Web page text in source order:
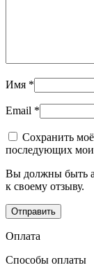
Имя *
Email *
Сохранить
последующих
Вы должны быть
к своему отзыву.
Оплата
Способы оплаты